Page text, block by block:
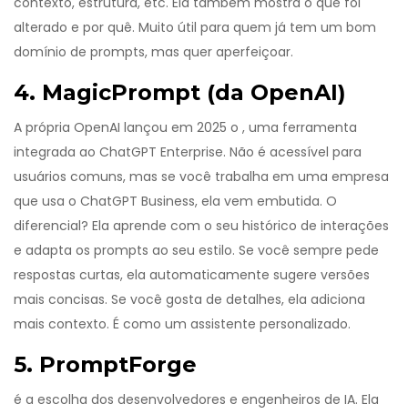
alterado e por quê. Muito útil para quem já tem um bom
domínio de prompts, mas quer aperfeiçoar.
4. MagicPrompt (da OpenAI)
A própria OpenAI lançou em 2025 o , uma ferramenta
integrada ao ChatGPT Enterprise. Não é acessível para
usuários comuns, mas se você trabalha em uma empresa
que usa o ChatGPT Business, ela vem embutida. O
diferencial? Ela aprende com o seu histórico de interações
e adapta os prompts ao seu estilo. Se você sempre pede
respostas curtas, ela automaticamente sugere versões
mais concisas. Se você gosta de detalhes, ela adiciona
mais contexto. É como um assistente personalizado.
5. PromptForge
é a escolha dos desenvolvedores e engenheiros de IA. Ela